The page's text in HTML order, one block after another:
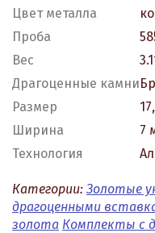
Цвет металла
Проба
Вес
Драгоценные камни
Размер
Ширина
7
Технология
Категории: Золотые
драгоценными
золота Комплекты с